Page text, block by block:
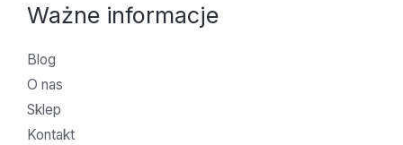
Ważne informacje
Blog
O nas
Sklep
Kontakt